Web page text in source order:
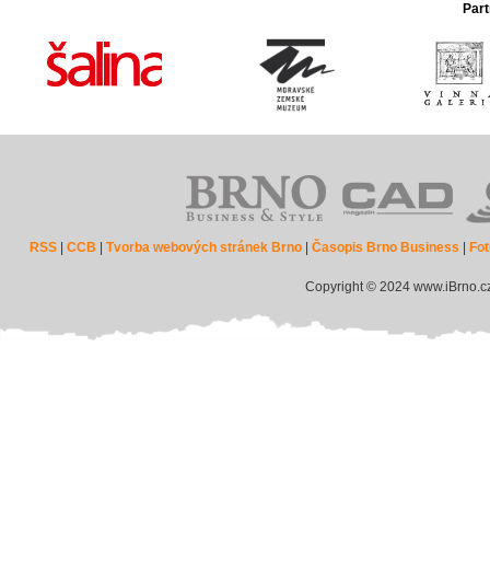
RSS |CCB |Tvorba webových stránek Brno |Časopis Brno Business
Copyright © 2024